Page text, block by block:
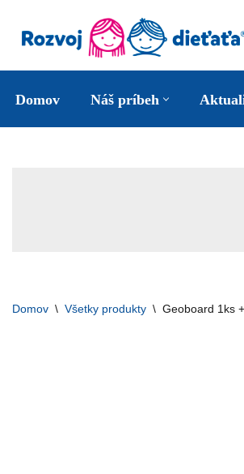
Preskočiť
Domov Náš príbeh
Domov \ Všetky produkty \ Geoboard 1ks